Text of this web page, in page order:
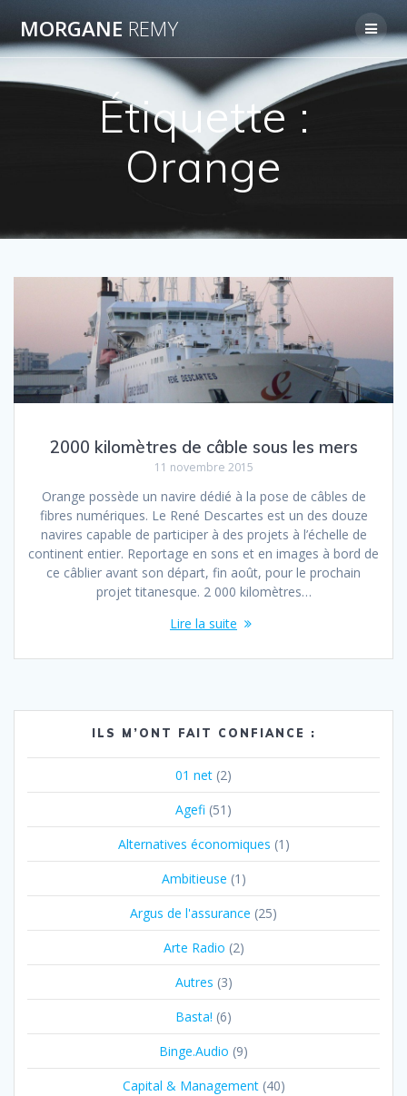
MORGANE REMY
Étiquette :
Orange
2000 kilomètres de câble sous les mers
11 novembre 2015
Orange possède un navire dédié à la pose de câbles de
fibres numériques. Le René Descartes est un des douze
navires capable de participer à des projets à l’échelle de
continent entier. Reportage en sons et en images à bord de
ce câblier avant son départ, fin août, pour le prochain
projet titanesque. 2 000 kilomètres…
Lire la suite
ILS M’ONT FAIT CONFIANCE :
01 net (2)
Agefi (51)
Alternatives économiques (1)
Ambitieuse (1)
Argus de l'assurance (25)
Arte Radio (2)
Autres (3)
Basta! (6)
Binge.Audio (9)
Capital & Management(40)